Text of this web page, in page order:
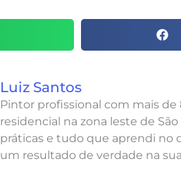
Luiz Santos
Pintor profissional com mais
residencial na zona leste de
práticas e tudo que aprendi no
um resultado de verdade na